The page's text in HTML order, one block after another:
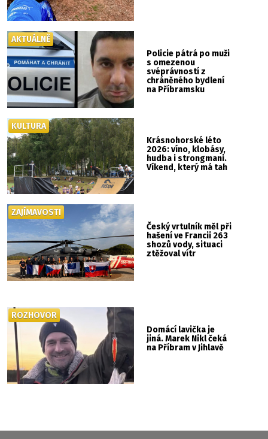
Policie pátrá po muži
s omezenou
svéprávností z
chráněného bydlení
na Příbramsku
AKTUÁLNĚ
Krásnohorské léto
2026: víno, klobásy,
hudba i strongmani.
Víkend, který má tah
KULTURA
Český vrtulník měl při
hašení ve Francii 263
shozů vody, situaci
ztěžoval vítr
ZAJÍMAVOSTI
Domácí lavička je
jiná. Marek Nikl čeká
na Příbram v Jihlavě
ROZHOVOR